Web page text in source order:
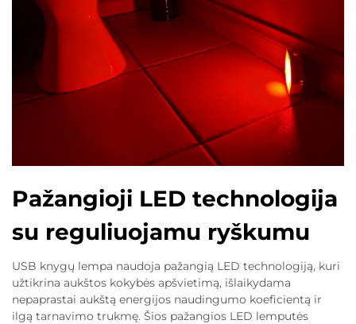
Pažangioji LED technologija
su reguliuojamu ryškumu
USB knygų lempa naudoja pažangią LED technologiją, kuri
užtikrina aukštos kokybės apšvietimą, išlaikydama
nepaprastai aukštą energijos naudingumo koeficientą ir
ilgą tarnavimo trukmę. Šios pažangios LED lemputės